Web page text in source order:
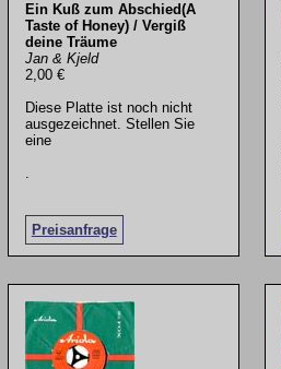
Ein Kuß zum Abschied(A
Taste of Honey) / Vergiß
deine Träume
Jan & Kjeld
2,00 €
Diese Platte ist noch nicht
ausgezeichnet. Stellen Sie
eine
Preisanfrage
.